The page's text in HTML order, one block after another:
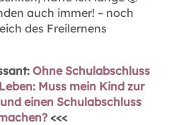
auch immer! – noch
des Freilernens
Ohne Schulabschluss
Muss mein Kind zur
einen Schulabschluss
<<<